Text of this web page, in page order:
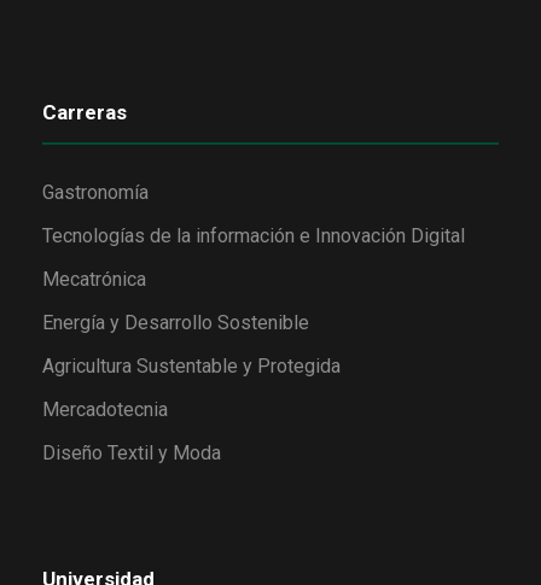
Carreras
Gastronomía
Tecnologías de la información e Innovación Digital
Mecatrónica
Energía y Desarrollo Sostenible
Agricultura Sustentable y Protegida
Mercadotecnia
Diseño Textil y Moda
Universidad